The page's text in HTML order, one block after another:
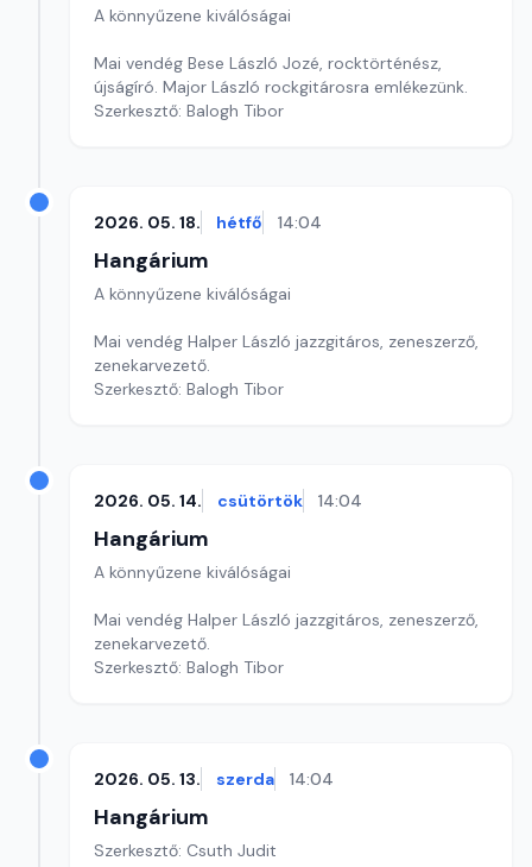
A könnyűzene kiválóságai
Mai vendég Bese László Jozé, rocktörténész,
újságíró. Major László rockgitárosra emlékezünk.
Szerkesztő: Balogh Tibor
2026. 05. 18. hétfő 14:04
Hangárium
A könnyűzene kiválóságai
Mai vendég Halper László jazzgitáros, zeneszerző,
zenekarvezető.
Szerkesztő: Balogh Tibor
2026. 05. 14. csütörtök 14:04
Hangárium
A könnyűzene kiválóságai
Mai vendég Halper László jazzgitáros, zeneszerző,
zenekarvezető.
Szerkesztő: Balogh Tibor
2026. 05. 13. szerda 14:04
Hangárium
Szerkesztő: Csuth Judit